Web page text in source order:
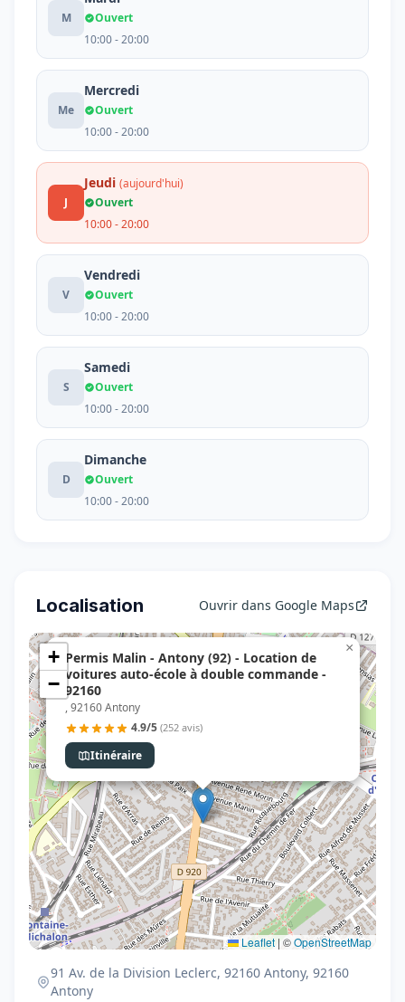
M
Ouvert
10:00 - 20:00
Me
Mercredi
Ouvert
10:00 - 20:00
J
Jeudi (aujourd'hui)
Ouvert
10:00 - 20:00
V
Vendredi
Ouvert
10:00 - 20:00
S
Samedi
Ouvert
10:00 - 20:00
D
Dimanche
Ouvert
10:00 - 20:00
Localisation Ouvrir dans Google Maps
Permis Malin - Antony (92) - Location de
voitures auto-école à double commande -
92160
, 92160 Antony
4.9/5 (252 avis)
Itinéraire
×
+
−
Leaflet | ©OpenStreetMap
91 Av. de la Division Leclerc, 92160 Antony, 92160
Antony